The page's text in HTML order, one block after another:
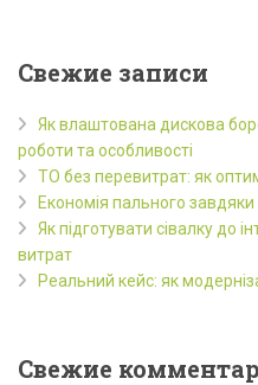
Свежие записи
Як влаштована дискова
роботи та особливості
ТО без перевитрат: як
Економія пального завдяки
Як підготувати сівалку до
витрат
Реальний кейс: як
Свежие